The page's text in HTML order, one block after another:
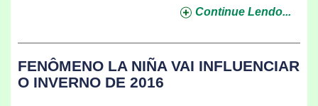
Continue Lendo...
FENÔMENO LA NIÑA VAI INFLUENCIAR
O INVERNO DE 2016